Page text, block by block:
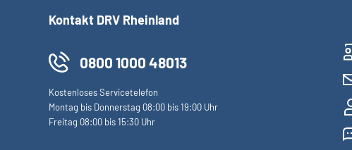
Kontakt DRV Rheinland
0800 1000 48013
Kostenloses Servicetelefon
Montag bis Donnerstag 08:00 bis 19:00 Uhr
Freitag 08:00 bis 15:30 Uhr